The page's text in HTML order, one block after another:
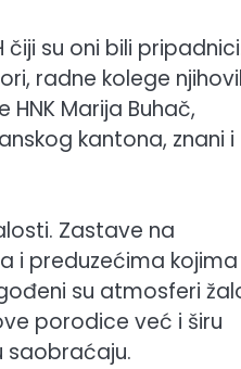
su oni bili
radne kolege
Marija Buhač,
kantona, znani i
Zastave na
i preduzećima kojima
su atmosferi
porodice već i širu
saobraćaju.